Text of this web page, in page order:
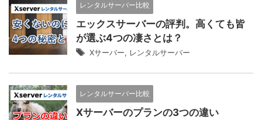
レンタルサーバー比較
エックスサーバーの評判。高くても皆
が選ぶ4つの凄さとは？
Xサーバー, レンタルサーバー
レンタルサーバー比較
Xサーバーのプランの3つの違い